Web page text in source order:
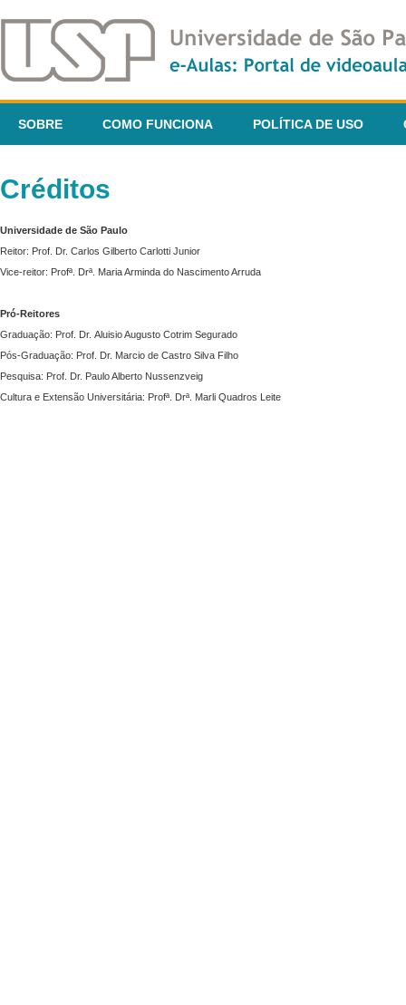
SOBRE COMO FUNCIONA POLÍTICA DE USO
Créditos
Universidade de São Paulo
Reitor: Prof. Dr. Carlos Gilberto Carlotti Junior
Vice-reitor: Profª. Drª. Maria Arminda do Nascimento Arruda
Pró-Reitores
Graduação: Prof. Dr. Aluisio Augusto Cotrim Segurado
Pós-Graduação: Prof. Dr. Marcio de Castro Silva Filho
Pesquisa: Prof. Dr. Paulo Alberto Nussenzveig
Cultura e Extensão Universitária: Profª. Drª. Marli Quadros Leite